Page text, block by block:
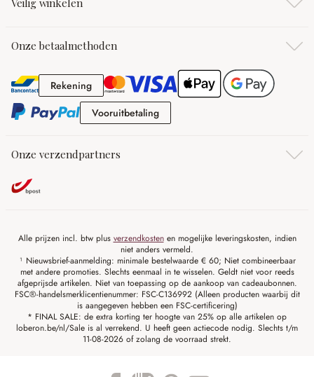
Veilig winkelen
Onze betaalmethoden
RekeningRekening
VooruitbetalingVooruitbetaling
Onze verzendpartners
Alle prijzen incl. btw plus verzendkostenen mogelijke leveringskosten, indien
niet anders vermeld.
¹ Nieuwsbrief-aanmelding: minimale bestelwaarde € 60; Niet combineerbaar
met andere promoties. Slechts eenmaal in te wisselen. Geldt niet voor reeds
afgeprijsde artikelen. Niet van toepassing op de aankoop van cadeaubonnen.
FSC®-handelsmerklicentienummer: FSC-C136992 (Alleen producten waarbij dit
is aangegeven hebben een FSC-certificering)
* FINAL SALE: de extra korting ter hoogte van 25% op alle artikelen op
loberon.be/nl/Sale is al verrekend. U heeft geen actiecode nodig. Slechts t/m
11-08-2026 of zolang de voorraad strekt.